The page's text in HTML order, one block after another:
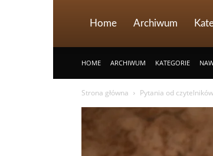
Home Archiwum
HOME ARCHIWUM KATEGORIE
Strona główna Pytania od czytelników